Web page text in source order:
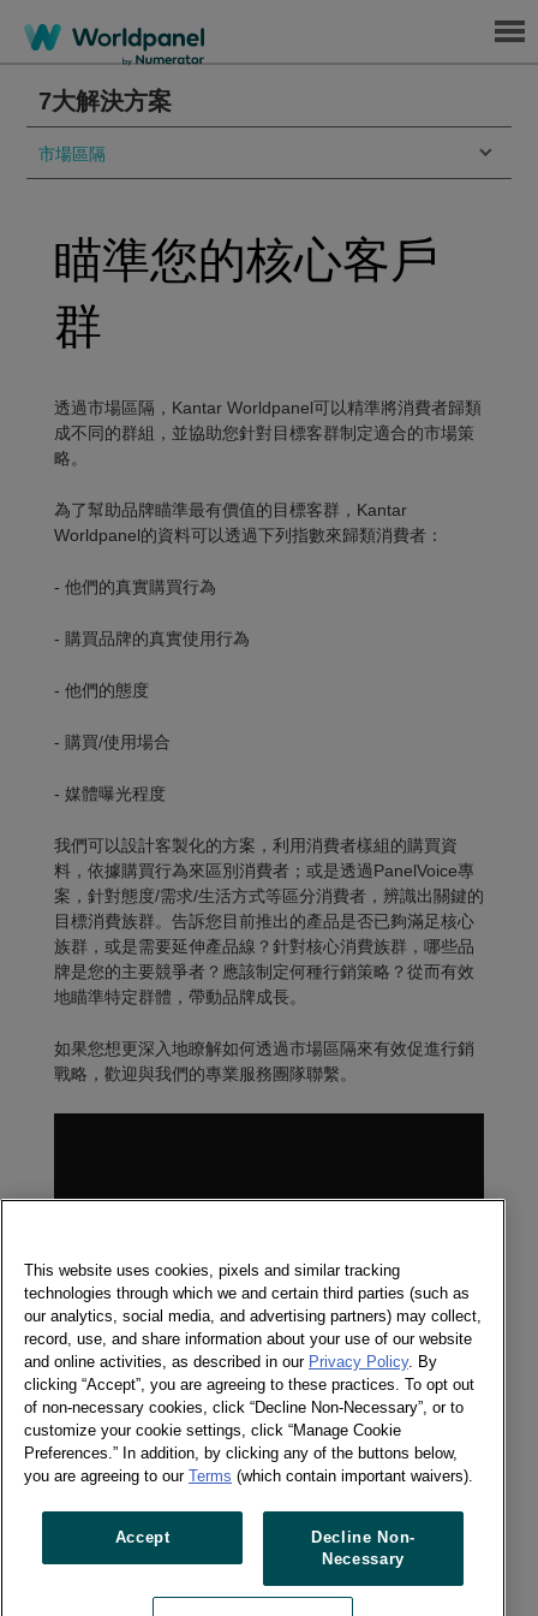
Menu
7大解決方案
市場區隔
瞄準您的核心客戶
群
透過市場區隔，Kantar Worldpanel可以精準將消費者歸類
成不同的群組，並協助您針對目標客群制定適合的市場策
略。
為了幫助品牌瞄準最有價值的目標客群，Kantar
Worldpanel的資料可以透過下列指數來歸類消費者：
- 他們的真實購買行為
- 購買品牌的真實使用行為
- 他們的態度
- 購買/使用場合
- 媒體曝光程度
我們可以設計客製化的方案，利用消費者樣組的購買資
料，依據購買行為來區別消費者；或是透過PanelVoice專
案，針對態度/需求/生活方式等區分消費者，辨識出關鍵的
目標消費族群。告訴您目前推出的產品是否已夠滿足核心
族群，或是需要延伸產品線？針對核心消費族群，哪些品
牌是您的主要競爭者？應該制定何種行銷策略？從而有效
地瞄準特定群體，帶動品牌成長。
如果您想更深入地瞭解如何透過市場區隔來有效促進行銷
戰略，歡迎與我們的專業服務團隊聯繫。
聯繫我們
Commercial 商務策略部
+886 2 2570 0556
寫信給我們
This website uses cookies, pixels and similar tracking
technologies through which we and certain third parties (such as
our analytics, social media, and advertising partners) may collect,
record, use, and share information about your use of our website
and online activities, as described in our Privacy Policy. By
clicking “Accept”, you are agreeing to these practices. To opt out
of non-necessary cookies, click “Decline Non-Necessary”, or to
customize your cookie settings, click “Manage Cookie
Preferences.” In addition, by clicking any of the buttons below,
you are agreeing to our Terms (which contain important waivers).
Accept
Decline Non-
Necessary